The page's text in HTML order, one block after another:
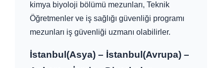
kimya biyoloji bölümü mezunları, Teknik
Öğretmenler ve iş sağlığı güvenliği programı
mezunları iş güvenliği uzmanı olabilirler.
İstanbul(Asya) – İstanbul(Avrupa) –